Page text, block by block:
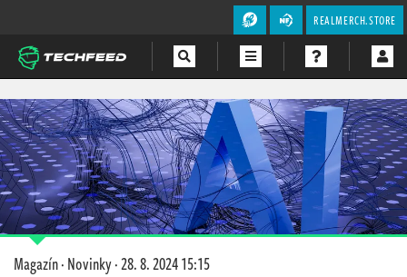
REALMERCH.STORE
Magazín
Videa
Soutěže
Magazín·Novinky·28. 8. 2024 15:15